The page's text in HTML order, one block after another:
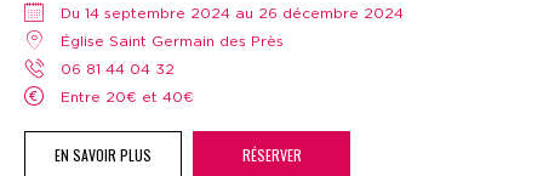
Du 14 septembre 2024 au 26 décembre 2024
Église Saint Germain des Près
06 81 44 04 32
Entre 20€ et 40€
EN SAVOIR PLUS RÉSERVER